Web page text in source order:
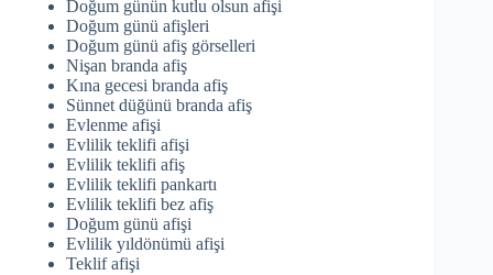
Doğum günün kutlu olsun afişi
Doğum günü afişleri
Doğum günü afiş görselleri
Nişan branda afiş
Kına gecesi branda afiş
Sünnet düğünü branda afiş
Evlenme afişi
Evlilik teklifi afişi
Evlilik teklifi afiş
Evlilik teklifi pankartı
Evlilik teklifi bez afiş
Doğum günü afişi
Evlilik yıldönümü afişi
Teklif afişi